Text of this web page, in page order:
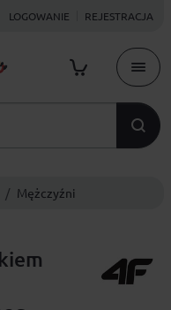
LOGOWANIE REJESTRACJA
Mężczyźni